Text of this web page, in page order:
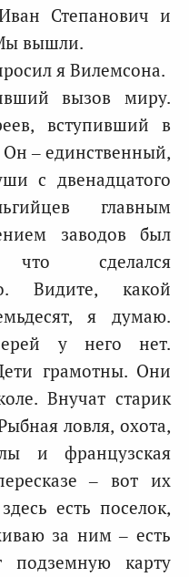
Степанович и
вышли.
я Вилемсона.
вызов миру.
вступивший в
– единственный,
с двенадцатого
главным
заводов был
сделался
Видите, какой
я думаю.
у него нет.
грамотны. Они
Внучат старик
ловля, охота,
и французская
– вот их
есть поселок,
за ним – есть
подземную карту